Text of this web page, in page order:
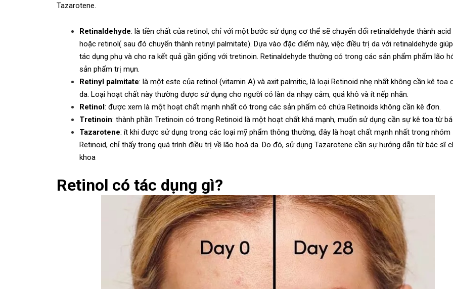
Tazarotene.
Retinaldehyde: là tiền chất của retinol, chỉ với một bước sử dụng cơ thể sẽ chuyển đổi retinaldehyde thành
hoặc retinol( sau đó chuyển thành retinyl palmitate). Dựa vào đặc điểm này, việc điều trị da với retinaldehyde
tác dụng phụ và cho ra kết quả gần giống với tretinoin. Retinaldehyde thường có trong các sản phẩm phẩm lão
sản phẩm trị mụn.
Retinyl palmitate: là một este của retinol (vitamin A) và axit palmitic, là loại Retinoid nhẹ nhất không cần kê toa
da. Loại hoạt chất này thường được sử dụng cho người có làn da nhạy cảm, quá khô và ít nếp nhăn.
Retinol: được xem là một hoạt chất mạnh nhất có trong các sản phẩm có chứa Retinoids không cần kê đơn.
Tretinoin: thành phần Tretinoin có trong Retinoid là một hoạt chất khá mạnh, muốn sử dụng cần sự kê toa từ
Tazarotene: ít khi được sử dụng trong các loại mỹ phẩm thông thường, đây là hoạt chất mạnh nhất trong nhóm
Retinoid, chỉ thấy trong quá trình điều trị về lão hoá da. Do đó, sử dụng Tazarotene cần sự hướng dẫn từ bác sĩ
khoa
Retinol có tác dụng gì?